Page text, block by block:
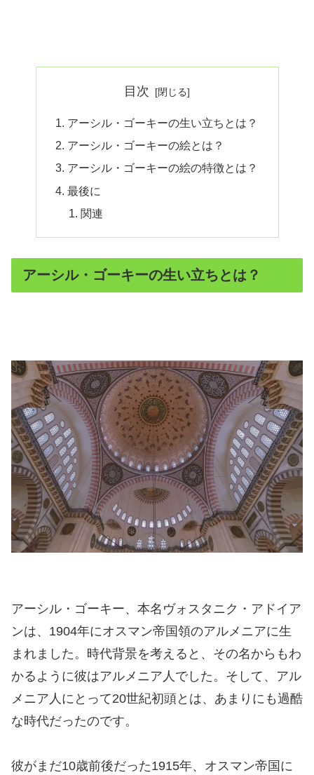
目次
アーシル・ゴーキーの生い立ちとは？
アーシル・ゴーキーの絵とは？
アーシル・ゴーキーの絵の特徴とは？
最後に
関連
アーシル・ゴーキーの生い立ちとは？
アーシル・ゴーキー、本名ヴォスタニク・アドイア
ンは、1904年にオスマン帝国領のアルメニアに生
まれました。時代背景を考えると、その名からもわ
かるように彼はアルメニア人でした。そして、アル
メニア人にとって20世紀初頭とは、あまりにも過酷
な時代だったのです。
彼がまだ10歳前後だった1915年、オスマン帝国に